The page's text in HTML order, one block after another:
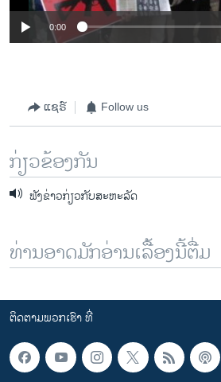
0:00
ແຊຣ໌ Follow us
ກ່ຽວຂ້ອງກັນ
ຟັງຂ່າວກ່ຽວກັບສະຫະລັດ
ທ່ານອາດມັກອ່ານເລື້ອງນີ້ຕື່ມ
ຕິດຕາມພວກເຮົາ ທີ່